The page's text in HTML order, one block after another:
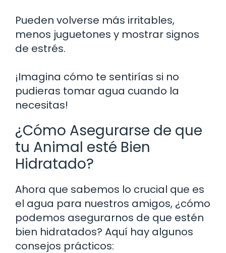
Pueden volverse más irritables,
menos juguetones y mostrar signos
de estrés.
¡Imagina cómo te sentirías si no
pudieras tomar agua cuando la
necesitas!
¿Cómo Asegurarse de que
tu Animal esté Bien
Hidratado?
Ahora que sabemos lo crucial que es
el agua para nuestros amigos, ¿cómo
podemos asegurarnos de que estén
bien hidratados? Aquí hay algunos
consejos prácticos: